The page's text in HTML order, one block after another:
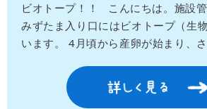
ビオトープ！！ こんにちは。施設
みずたま入り口にはビオトープ（生
います。 4月頃から産卵が始まり、